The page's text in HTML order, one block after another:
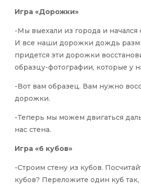
Игра «Дорожки»
-Мы выехали из города и
И все наши дорожки дождь
придется эти дорожки
образцу-фотографии, которые у
-Вот вам образец. Вам нужно
дорожки.
-Теперь мы можем двигаться
нас стена.
Игра «6 кубов»
-Строим стену из кубов.
кубов? Переложите один куб так,